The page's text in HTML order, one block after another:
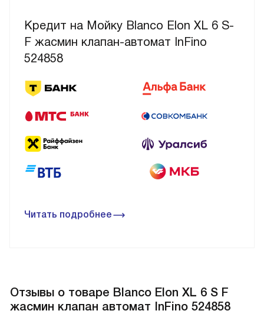
Кредит на Мойку Blanco Elon XL 6 S-
F жасмин клапан-автомат InFino
524858
Читать подробнее
Отзывы о товаре Blanco Elon XL 6 S F
жасмин клапан автомат InFino 524858